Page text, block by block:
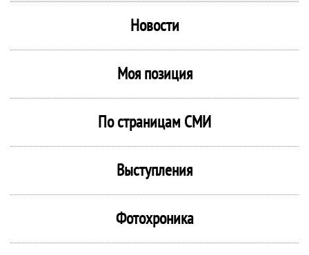
Новости
Моя позиция
По страницам СМИ
Выступления
Фотохроника